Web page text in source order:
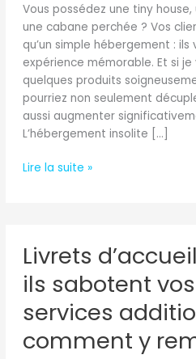
Vous possédez une tiny
une cabane perchée ? Vos
qu’un simple hébergement :
expérience mémorable. Et si
quelques produits
pourriez non seulement
aussi augmenter
L’hébergement insolite […]
Étoiles
(et
Doubler
vos
Revenus)
Lire la suite »
Livrets
ils sabotent
services
comment y
d’accueil
pourquoi
sabotent
vos